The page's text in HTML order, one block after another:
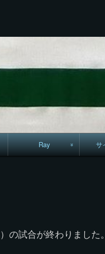
Ray サ
の試合が終わりました。